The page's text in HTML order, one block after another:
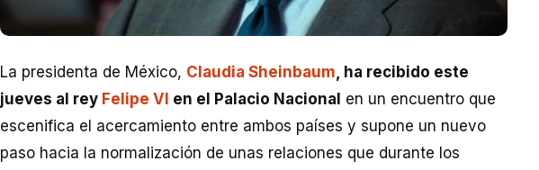
La presidenta de México, Claudia Sheinbaum, ha recibido este
jueves al rey Felipe VI en el Palacio Nacional en un encuentro que
escenifica el acercamiento entre ambos países y supone un nuevo
paso hacia la normalización de unas relaciones que durante los